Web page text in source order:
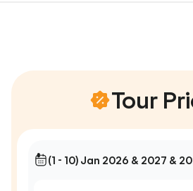
Tour
(1 - 10) Jan 2026 & 2027 &